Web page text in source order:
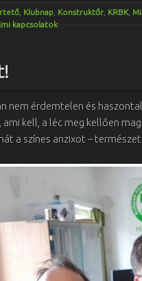
Klubnap Konstruktőr KRBK,
kapcsolatok
nem érdemtelen és
kell, a léc meg kellően
a színes anzixot –